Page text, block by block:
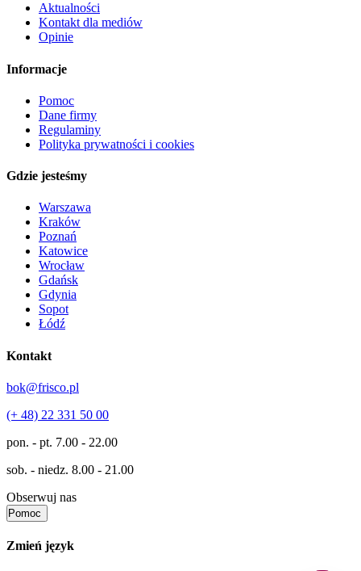
Aktualności
Kontakt dla mediów
Opinie
Informacje
Pomoc
Dane firmy
Regulaminy
Polityka prywatności i cookies
Gdzie jesteśmy
Warszawa
Kraków
Poznań
Katowice
Wrocław
Gdańsk
Gdynia
Sopot
Łódź
Kontakt
bok@frisco.pl
(+ 48) 22 331 50 00
pon. - pt. 7.00 - 22.00
sob. - niedz. 8.00 - 21.00
Obserwuj nas
Pomoc
Zmień język